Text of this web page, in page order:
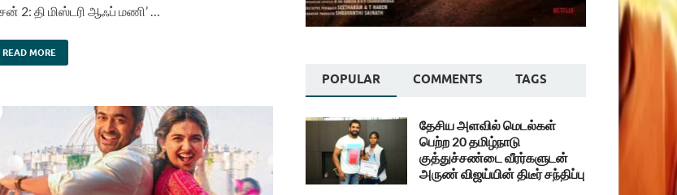
2: தி மிஸ்டரி ஆஃப் மணி’ …
READ MORE
POPULAR COMMENTS TAGS
தேசிய அளவில் மெடல்கள்
பெற்ற 20 தமிழ்நாடு
குத்துச்சண்டை வீரர்களுடன்
அருண் விஜய்யின் திடீர் சந்திப்பு